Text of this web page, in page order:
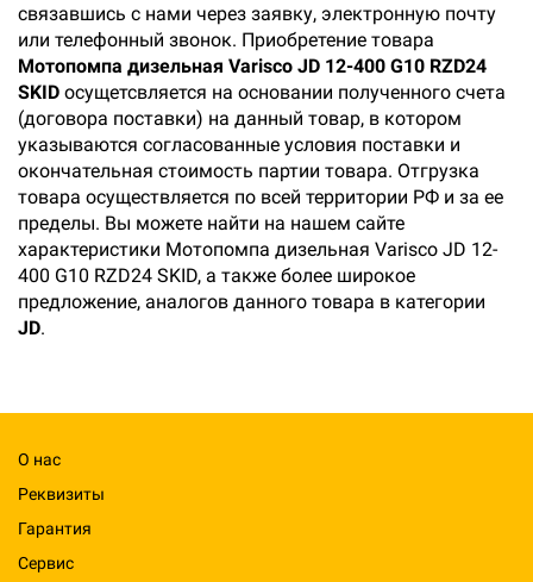
связавшись с нами через заявку, электронную почту
или телефонный звонок. Приобретение товара
Мотопомпа дизельная Varisco JD 12-400 G10 RZD24
SKID осущетсвляется на основании полученного счета
(договора поставки) на данный товар, в котором
указываются согласованные условия поставки и
окончательная стоимость партии товара. Отгрузка
товара осуществляется по всей территории РФ и за ее
пределы. Вы можете найти на нашем сайте
характеристики Мотопомпа дизельная Varisco JD 12-
400 G10 RZD24 SKID, а также более широкое
предложение, аналогов данного товара в категории
JD.
О нас
Реквизиты
Гарантия
Сервис